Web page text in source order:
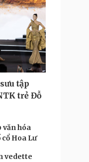
tập
trẻ Đỗ
văn hóa
Hoa Lư
vedette